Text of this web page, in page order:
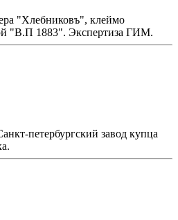
"Хлебниковъ", клеймо
"В.П 1883". Экспертиза ГИМ.
петербургский завод купца